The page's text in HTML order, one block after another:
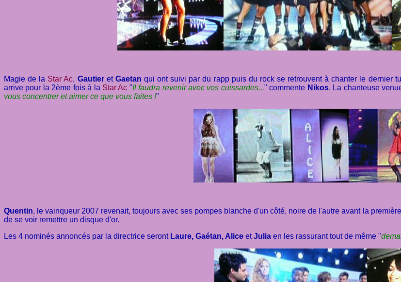
Magie de la Star Ac, Gautieret Gaetan qui ont suivi par du rapp puis du rock se retrouvent à chanter le dernier
arrive pour la 2ème fois à la Star Ac "Il faudra revenir avec vos cuissardes..." commente Nikos. La chanteuse
vous concentrer et aimer ce que vous faites !"
Quentin, le vainqueur 2007 revenait, toujours avec ses pompes blanche d'un côté, noire de l'autre avant la
de se voir remettre un disque d'or.
Les 4 nominés annoncés par la directrice seront Laure, Gaétan, Alice etJulia en les rassurant tout de même "